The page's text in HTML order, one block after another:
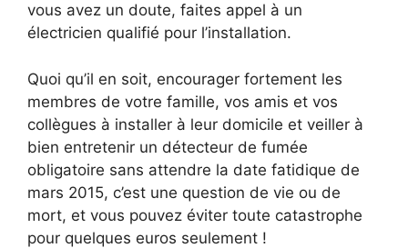
vous avez un doute, faites appel à un
électricien qualifié pour l’installation.
Quoi qu’il en soit, encourager fortement les
membres de votre famille, vos amis et vos
collègues à installer à leur domicile et veiller à
bien entretenir un détecteur de fumée
obligatoire sans attendre la date fatidique de
mars 2015, c’est une question de vie ou de
mort, et vous pouvez éviter toute catastrophe
pour quelques euros seulement !